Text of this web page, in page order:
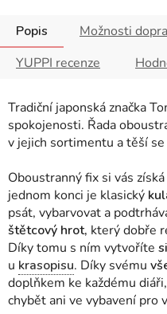
Popis Možnosti
YUPPI recenze
Tradiční japonská značka
spokojenosti. Řada
v jejich sortimentu a těší
Oboustranný fix si vás
jednom konci je klasický
psát, vybarvovat a
štětcový hrot, který dobře
Díky tomu s ním vytvoříte
u krasopisu. Díky svému
doplňkem ke každému
chybět ani ve vybavení pro